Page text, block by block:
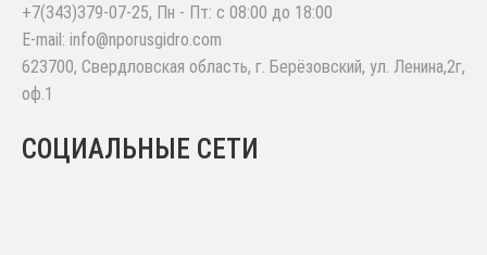
+7(343)379-07-25, Пн - Пт: с 08:00 до 18:00
E-mail: info@nporusgidro.com
623700, Свердловская область, г. Берёзовский, ул. Ленина,2г,
оф.1
СОЦИАЛЬНЫЕ СЕТИ